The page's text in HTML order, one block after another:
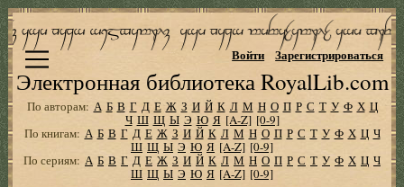
Электронная библиотека RoyalLib.com
Войти Зарегистрироваться
По авторам: А Б В Г Д Е Ж З И Й К Л М Н О П Р С Т У Ф Х Ц
Ч Ш Щ Ы Э Ю Я [A-Z] [0-9]
По книгам: А Б В Г Д Е Ж З И Й К Л М Н О П Р С Т У Ф Х Ц Ч
Ш Щ Ы Э Ю Я [A-Z] [0-9]
По сериям: А Б В Г Д Е Ж З И Й К Л М Н О П Р С Т У Ф Х Ц Ч
Ш Щ Ы Э Ю Я [A-Z] [0-9]